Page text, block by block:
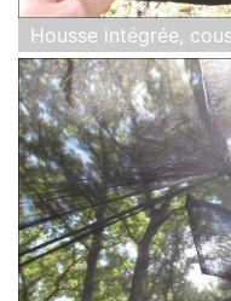
Housse intégrée,